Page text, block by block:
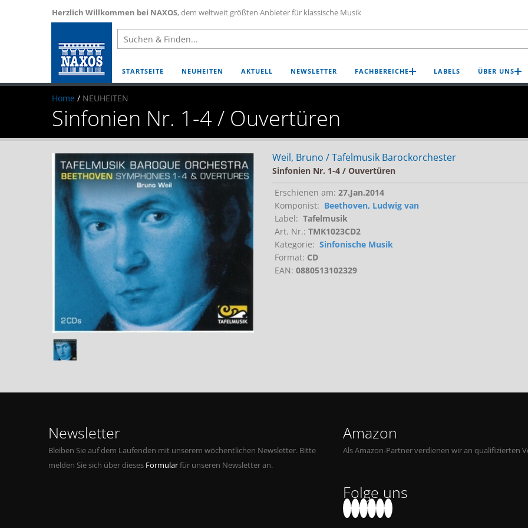
Herzlich Willkommen bei NAXOS, dem weltweit größten Anbieter für klassische Musik
STARTSEITE NEUHEITEN AKTUELL NEWSLETTER FACHBEREICHE LABELS ÜBER UNS
Home / NEUHEITEN
Sinfonien Nr. 1-4 / Ouvertüren
Weil, Bruno / Tafelmusik Barockorchester
Sinfonien Nr. 1-4 / Ouvertüren
Erschienen am: 27.Jan.2014
Komponist: Beethoven, Ludwig van
Label: Tafelmusik
Art. Nr.: TMK1023CD2
Kategorie: Sinfonische Musik
Format: CD
EAN: 0880513102329
Newsletter
Bleiben Sie auf dem Laufenden mit unserem wöchentlichen Newsletter. Bitte
melden Sie sich über dieses Formularfür unseren Newsletter an.
Amazon
Als Amazon-Partner verdienen wir an qualifizierten
Folge uns